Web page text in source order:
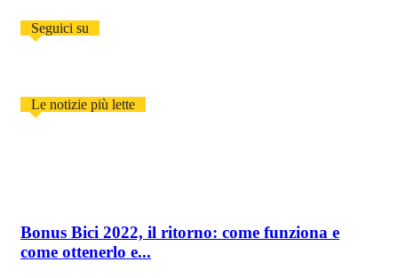
Seguici su
Le notizie più lette
Bonus Bici 2022, il ritorno: come funziona e
come ottenerlo e...